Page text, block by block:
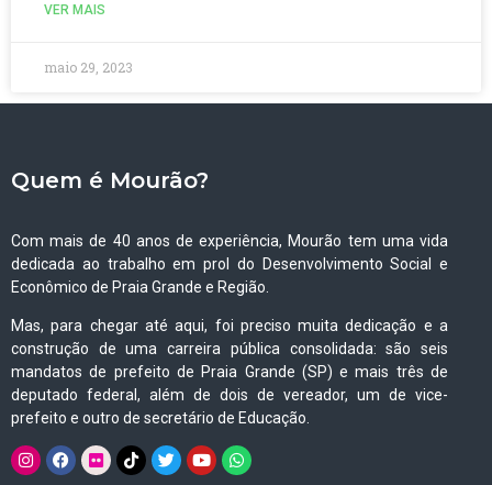
VER MAIS
maio 29, 2023
Quem é Mourão?
Com mais de 40 anos de experiência, Mourão tem uma vida
dedicada ao trabalho em prol do Desenvolvimento Social e
Econômico de Praia Grande e Região.
Mas, para chegar até aqui, foi preciso muita dedicação e a
construção de uma carreira pública consolidada: são seis
mandatos de prefeito de Praia Grande (SP) e mais três de
deputado federal, além de dois de vereador, um de vice-
prefeito e outro de secretário de Educação.